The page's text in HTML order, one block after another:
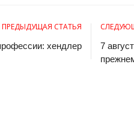
ПРЕДЫДУЩАЯ СТАТЬЯ
хендлер
7